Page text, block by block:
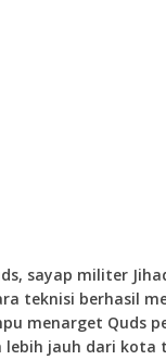
sayap militer
teknisi berhasil
menarget Quds
lebih jauh dari kota